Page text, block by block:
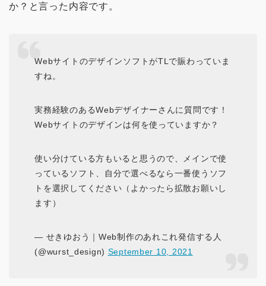
か？と言った内容です。
WebサイトのデザインソフトがTLで賑わっていま
すね。
実務経験のあるWebデザイナーさんに質問です！
Webサイトのデザインは何を使っていますか？
使い分けている方もいると思うので、メインで使
っているソフト、自分で選べるなら一番使うソフ
トを選択してください（よかったら拡散お願いし
ます）
— せきゆおう｜Web制作のあれこれ発信する人
(@wurst_design) September 10, 2021